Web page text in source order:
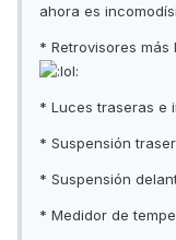
ahora es
* Retrovisores más
* Luces traseras e
* Suspensión
* Suspensión
* Medidor de